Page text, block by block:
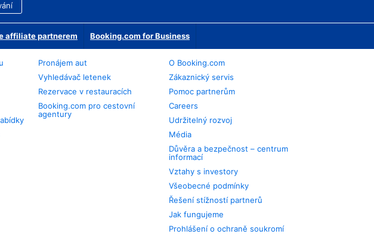
affiliate partnerem Booking.com for Business
Pronájem aut
Vyhledávač letenek
Rezervace v restauracích
Booking.com pro cestovní
agentury
O Booking.com
Zákaznický servis
Pomoc partnerům
Careers
Udržitelný rozvoj
Média
Důvěra a bezpečnost – centrum
informací
Vztahy s investory
Všeobecné podmínky
Řešení stížností partnerů
Jak fungujeme
Prohlášení o ochraně soukromí